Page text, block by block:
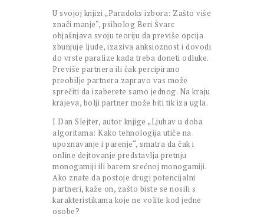
U svojoj knjizi „Paradoks izbora: Zašto više
znači manje“, psiholog Beri Švarc
objašnjava svoju teoriju da previše opcija
zbunjuje ljude, izaziva anksioznost i dovodi
do vrste paralize kada treba doneti odluke.
Previše partnera ili čak percipirano
preobilje partnera zapravo vas može
sprečiti da izaberete samo jednog. Na kraju
krajeva, bolji partner može biti tik iza ugla.
I Dan Slejter, autor knjige „Ljubav u doba
algoritama: Kako tehnologija utiče na
upoznavanje i parenje“, smatra da čak i
online dejtovanje predstavlja pretnju
monogamiji ili barem srećnoj monogamiji.
Ako znate da postoje drugi potencijalni
partneri, kaže on, zašto biste se nosili s
karakteristikama koje ne volite kod jedne
osobe?